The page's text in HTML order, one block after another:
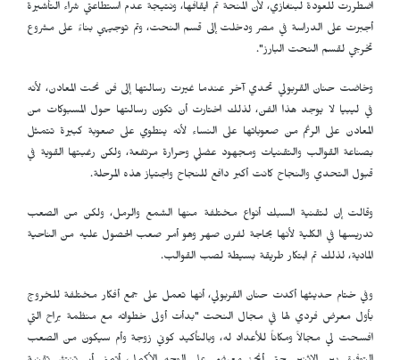
اضطررت للعودة لبنغازي، لأن المنحة تم ايقافها، ونتيجة عدم استطاعتي شراء التأشيرة
أجبرت على الدراسة في مصر ودخلت إلى قسم النحت، وتم توجيهي بناءً على مشروع
تخرجي لقسم النحت البارز".
وخاضت حنان القربولي تحدي آخر عندما غيرت رسالتها إلى فن نحت المعادن، لأنه
في ليبيا لا يوجد هذا الفن، لذلك اختارت أن تكون رسالتها حول المسبوكات من
المعادن على الرغم من صعوباتها على النساء لأنه ينطوي على صعوبة كبيرة تتمثل
بصناعة القوالب والتقنيات ومجهود عضلي وحرارة مرتفعة، ولكن رغبتها القوية في
قبول التحدي والنجاح كانت أكبر دافع للنجاح واجتياز هذه المرحلة.
وقالت إن لتقنية السبك أنواع مختلفة منها الشمع والرمل، ولكن من الصعب
تدريسها في الكلية لأنها بحاجة لفرن صهر وهو أمر صعب الحصول عليه من الناحية
المادية، لذلك تم ابتكار طريقة بسيطة لصب القوالب.
وفي ختام حديثها أكدت حنان القربولي، أنها تعمل على جمع أفكار مختلفة للخروج
بأول معرض فردي لها في مجال النحت "بدأت أولى خطواته مع منظمة براح التي
افسحت لي مجالاً ومكاناً للأعداد له، وبالتأكيد كوني زوجة وأم سيكون من الصعب